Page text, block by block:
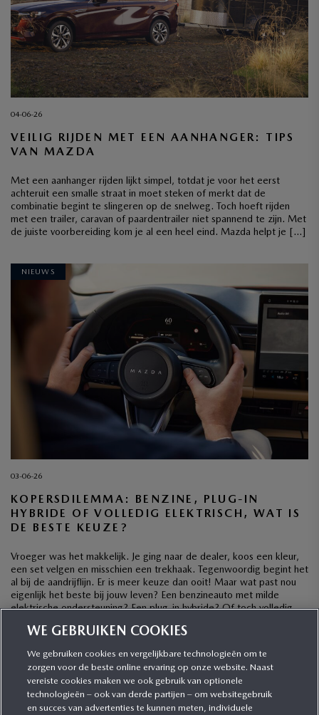
04-06-26
VEILIG RIJDEN MET EEN AANHANGER: TIPS
VAN MAZDA
Met een aanhanger rijden lijkt simpel, totdat je voor het eerst
achteruit een smalle straat in moet steken of merkt dat de
combinatie begint te slingeren op de snelweg. Toch hoeft rijden
met een trailer, caravan of paardentrailer niet spannend te zijn. Met
de juiste voorbereiding kom je al een heel eind. Mazda helpt je […]
NIEUWS
03-06-26
KOPERSDILEMMA: BENZINE, PLUG-IN
HYBRIDE OF VOLLEDIG ELEKTRISCH, WAT IS
DE BESTE KEUZE?
Vroeger was het makkelijk. Je ging naar de dealer, koos een kleur,
een set velgen en misschien een trekhaak. Tegenwoordig begint het
al bij de aandrijflijn. Er is meer keuze dan ooit! Maar wat past nou
eigenlijk het beste bij jouw leven? Een benzineauto met milde
elektrische ondersteuning? Een plug-in hybride? Of toch volledig
CATEGORIEËN
WE GEBRUIKEN COOKIES
We gebruiken cookies en vergelijkbare technologieën om te
zorgen voor de beste online ervaring op onze website. Naast
vereiste cookies maken we ook gebruik van optionele
technologieën – ook van derde partijen – om websitegebruik
en succes van advertenties te kunnen meten, individuele